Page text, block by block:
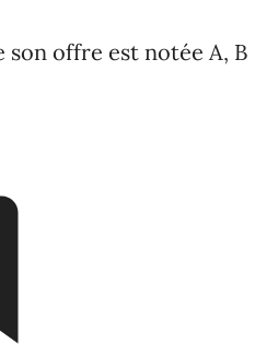
son offre est notée A, B